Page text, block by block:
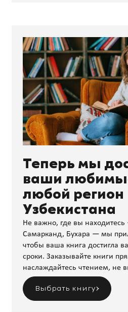
Теперь мы
ваши
любой регион
Узбекистана
Не важно, где вы
Самарканд, Бухара — мы
чтобы ваша книга достигла
сроки. Заказывайте книги
наслаждайтесь чтением, не
Выбрать книгу